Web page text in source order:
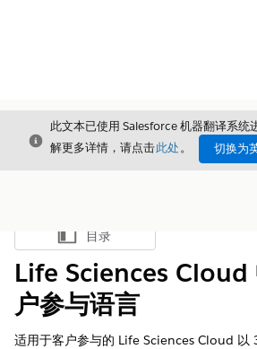
关闭
此文本已使用 Salesforce 机器翻译系统
解更多详情，请点击此处。 切换为
显示目录
目录
Life Sciences Cloud
户参与语言
适用于客户参与的 Life Sciences Cloud 以